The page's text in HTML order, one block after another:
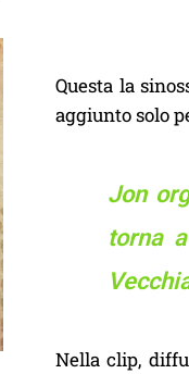
Questa la
aggiunto solo
Jon
torna
Nella clip,